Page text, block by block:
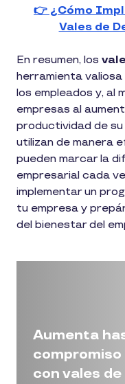
👉 ¿Cómo
Vales de
En resumen, los
herramienta
los empleados y, al
empresas al
productividad de
utilizan de manera
pueden marcar la
empresarial cada
implementar un
tu empresa y
del bienestar del
Aumenta
con vales